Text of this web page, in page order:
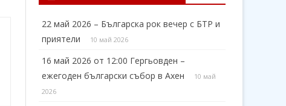
22 май 2026 – Българска рок вечер с БТР и
приятели
10 май 2026
16 май 2026 от 12:00 Гергьовден –
ежегоден български събор в Ахен
10 май
2026